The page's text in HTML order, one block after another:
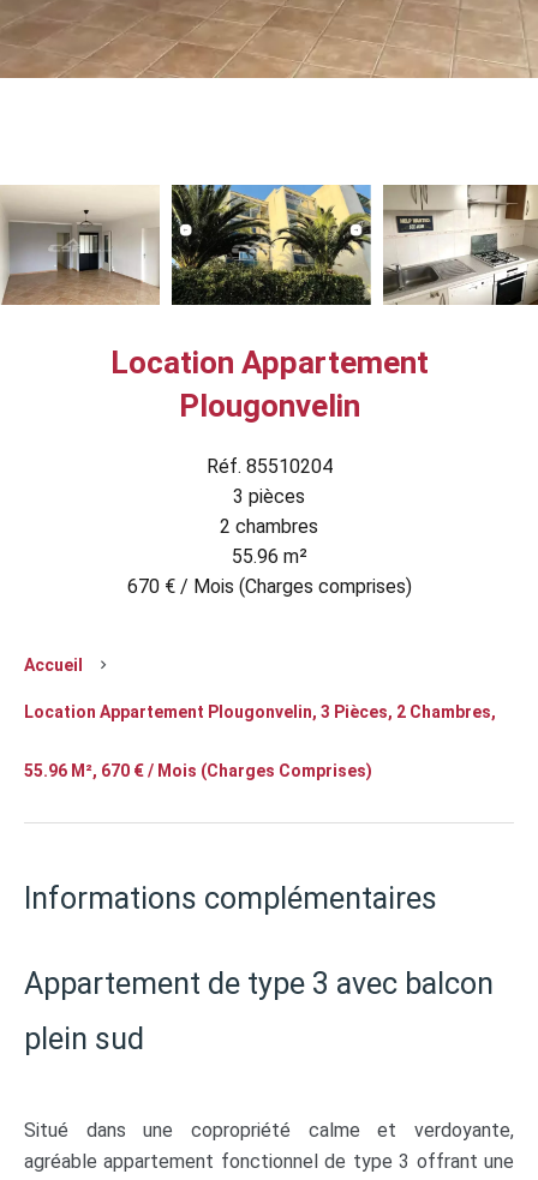
Location Appartement
Plougonvelin
Réf. 85510204
3 pièces
2 chambres
55.96 m²
670 € / Mois (Charges comprises)
Accueil
Location Appartement Plougonvelin, 3 Pièces, 2 Chambres,
55.96 M², 670 € / Mois (Charges Comprises)
Informations complémentaires
Appartement de type 3 avec balcon
plein sud
Situé dans une copropriété calme et verdoyante,
agréable appartement fonctionnel de type 3 offrant une